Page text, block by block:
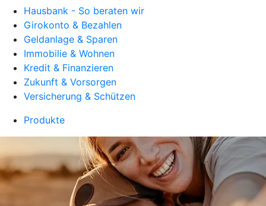
Hausbank - So beraten wir
Girokonto & Bezahlen
Geldanlage & Sparen
Immobilie & Wohnen
Kredit & Finanzieren
Zukunft & Vorsorgen
Versicherung & Schützen
Produkte